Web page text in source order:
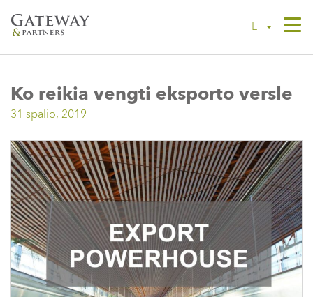
LT
Ko reikia vengti eksporto versle
31 spalio, 2019